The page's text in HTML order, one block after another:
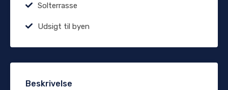
Solterrasse
Udsigt til byen
Beskrivelse